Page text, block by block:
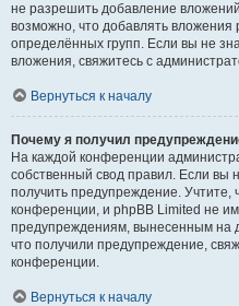
не разрешить добавление
возможно, что добавлять
определённых групп. Если вы не
вложения, свяжитесь с
Вернуться к началу
Почему я получил
На каждой конференции
собственный свод правил. Если вы
получить предупреждение.
конференции, и phpBB Limited не
предупреждениям, вынесенным на
что получили предупреждение,
конференции.
Вернуться к началу